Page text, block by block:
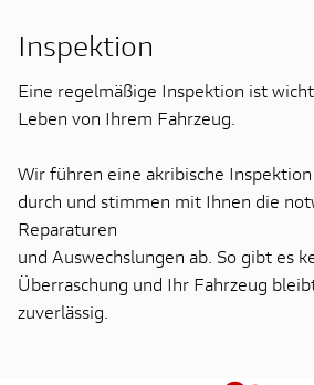
Inspektion
Eine regelmäßige Inspektion ist
Leben von Ihrem Fahrzeug.
Wir führen eine akribische
durch und stimmen mit Ihnen die
Reparaturen
und Auswechslungen ab. So gibt es
Überraschung und Ihr Fahrzeug
zuverlässig.